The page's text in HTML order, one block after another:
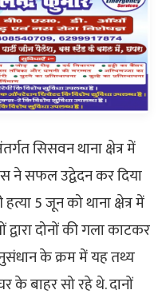
सिसवन थाना क्षेत्र में
ने सफल उद्वेदन कर दिया
5 जून को थाना क्षेत्र में
दोनों की गला काटकर
के क्रम में यह तथ्य
बाहर सो रहे थे. दानों